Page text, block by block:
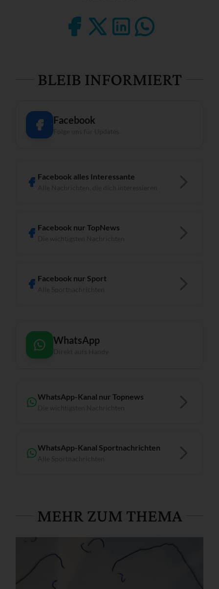
BLEIB INFORMIERT
Facebook
Facebook alles Interessante
Facebook nur TopNews
Facebook nur Sport
WhatsApp
WhatsApp-Kanal nur Topnews
WhatsApp-Kanal Sportnachrichten
MEHR ZUM THEMA